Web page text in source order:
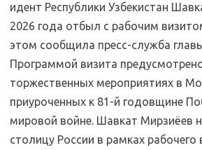
идент Республики Узбекистан
2026 года отбыл с рабочим
этом сообщила пресс-служба
Программой визита
торжественных мероприятиях в
приуроченных к 81-й годовщине
мировой войне. Шавкат Мирзиёев
столицу России в рамках рабочего